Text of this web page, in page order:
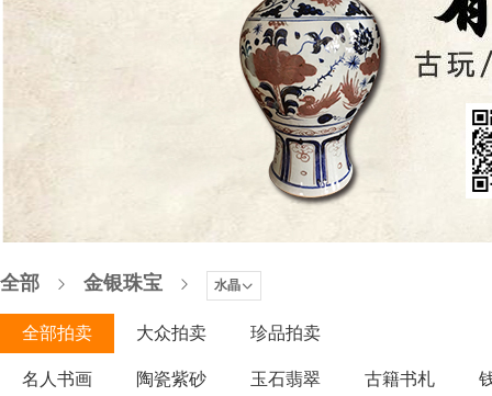
全部 金银珠宝 水晶
全部拍卖 大众拍卖 珍品拍卖
名人书画 陶瓷紫砂 玉石翡翠 古籍书札